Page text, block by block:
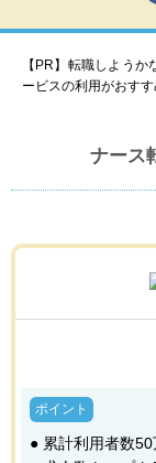
【PR】転職しよう
ービスの利用がおすす
ナース
● 累計利用者数